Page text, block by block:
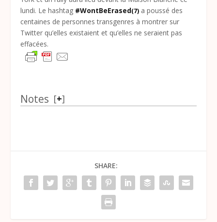
lundi. Le hashtag #WontBeErased(7) a poussé des
centaines de personnes transgenres à montrer sur
Twitter qu’elles existaient et qu’elles ne seraient pas
effacées.
Notes [+]
SHARE: